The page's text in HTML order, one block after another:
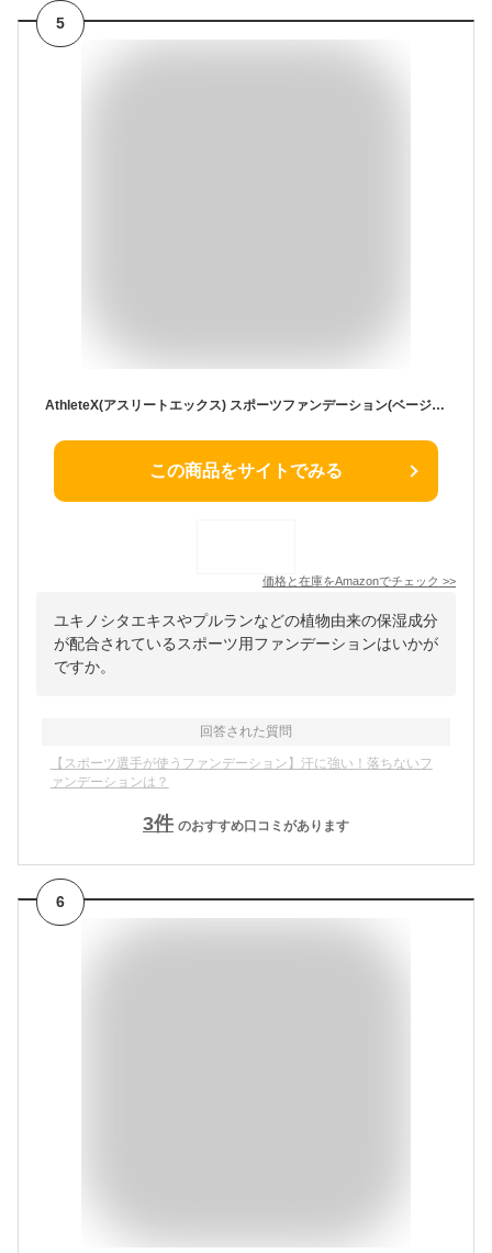
5
AthleteX(アスリートエックス) スポーツファンデーション(ベージュ)
この商品をサイトでみる
価格と在庫をAmazonでチェック >>
ユキノシタエキスやプルランなどの植物由来の保湿成分
が配合されているスポーツ用ファンデーションはいかが
ですか。
回答された質問
【スポーツ選手が使うファンデーション】汗に強い！落ちないフ
ァンデーションは？
3件 のおすすめ口コミがあります
6